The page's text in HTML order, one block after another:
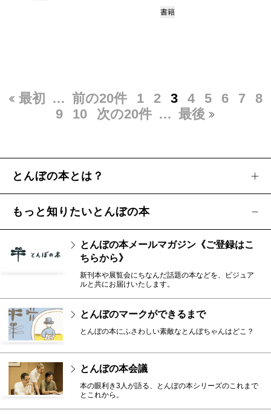
書籍
最初 … 前の20件 1 2 3 4 5 6 7
8
9
10 次の20件 … 最後
とんぼの本とは？
もっと知りたいとんぼの本
とんぼの本メールマガジン《ご登録はこ
ちらから》
新刊本や展覧会にちなんだ話題の本などを、ビジュア
ルと共にお届けいたします。
とんぼのマークができるまで
とんぼの本にふさわしい素敵なとんぼちゃんはどこ？
とんぼの本会議
本の眼利き3人が語る、とんぼの本シリーズのこれまで
とこれから。